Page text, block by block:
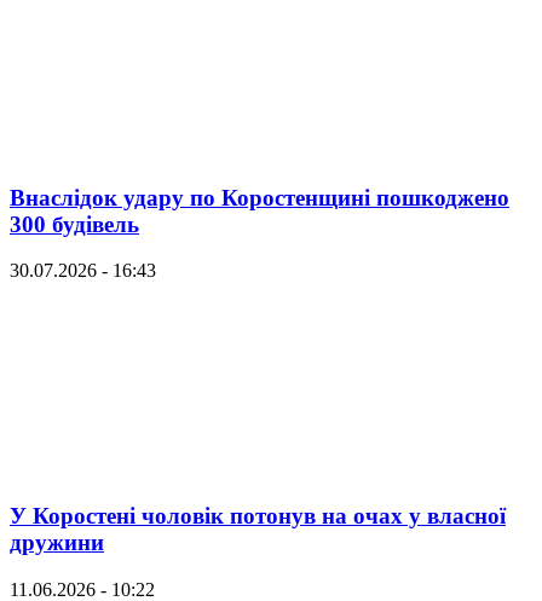
Внаслідок удару по Коростенщині пошкоджено
300 будівель
30.07.2026 - 16:43
У Коростені чоловік потонув на очах у власної
дружини
11.06.2026 - 10:22